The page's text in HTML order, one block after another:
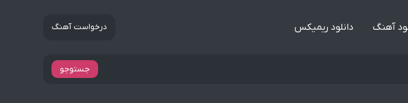
آهنگ دانلود ریمیکس درخواست آهنگ
جستوجو